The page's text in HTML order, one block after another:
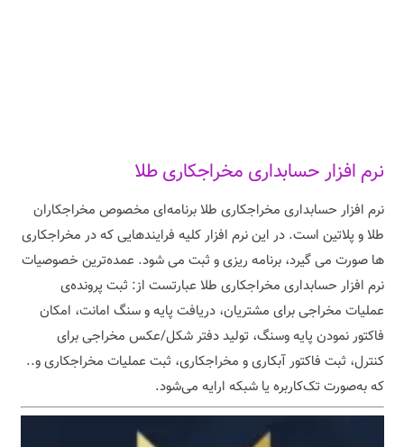
نرم افزار حسابداری مخراجکاری طلا
نرم افزار حسابداری مخراجکاری طلا برنامه‌ای مخصوص مخراجکاران
طلا و پلاتین است. در این نرم افزار کلیه فرایندهایی که در مخراجکاری
ها صورت می گیرد، برنامه ریزی و ثبت می شود. عمده‌ترین خصوصیات
نرم افزار حسابداری مخراجکاری طلا عبارتست از: ثبت پرونده‌ی
عملیات مخراجی برای مشتریان، دریافت پایه و سنگ امانت، امکان
فاکتور نمودن پایه وسنگ، تولید دفتر شکل/عکس مخراجی برای
کنترل، ثبت فاکتور آبکاری و مخراجکاری، ثبت عملیات مخراجکاری و..
که به‌صورت تک‌کاربره یا شبکه ارایه می‌شود.